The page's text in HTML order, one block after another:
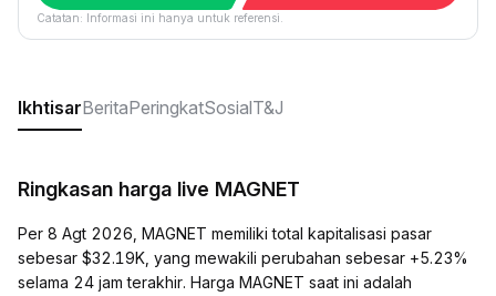
Catatan: Informasi ini hanya untuk referensi.
IkhtisarBeritaPeringkatSosialT&J
Ringkasan harga live MAGNET
Per 8 Agt 2026, MAGNET memiliki total kapitalisasi pasar
sebesar $32.19K, yang mewakili perubahan sebesar +5.23%
selama 24 jam terakhir. Harga MAGNET saat ini adalah